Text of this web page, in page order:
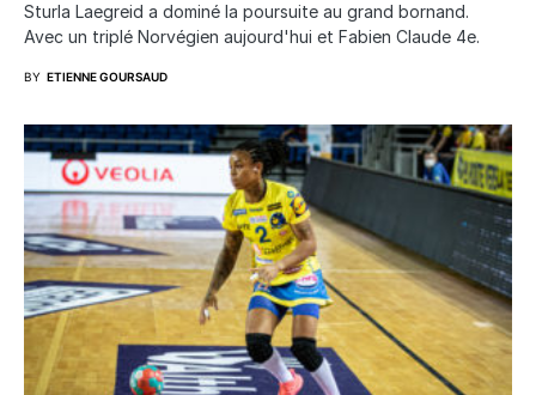
Sturla Laegreid a dominé la poursuite au grand bornand.
Avec un triplé Norvégien aujourd'hui et Fabien Claude 4e.
BY ETIENNE GOURSAUD